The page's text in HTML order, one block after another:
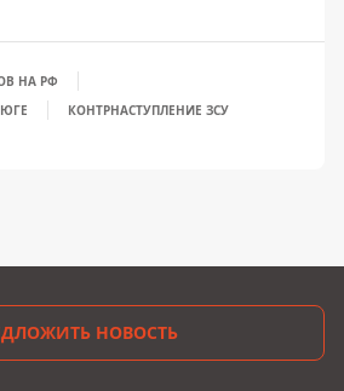
НА РФ
КОНТРНАСТУПЛЕНИЕ ЗСУ
НОВОСТЬ